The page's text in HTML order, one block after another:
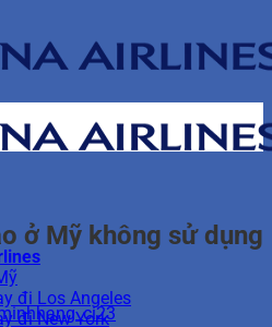
đi Los Angeles
đi New York
ở Mỹ không sử dụng